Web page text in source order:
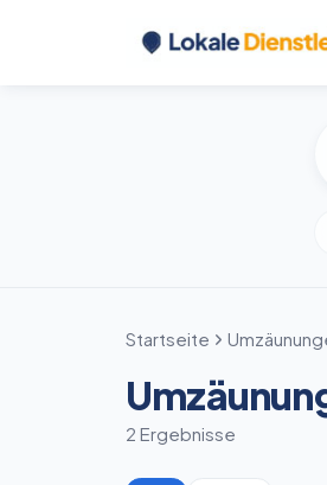
Startseite
2 Ergebnisse